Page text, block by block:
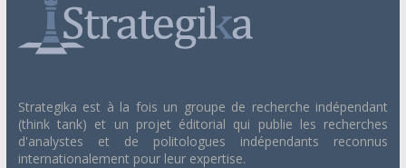
Strategika est à la fois un groupe de recherche indépendant
(think tank) et un projet éditorial qui publie les recherches
d'analystes et de politologues indépendants reconnus
internationalement pour leur expertise.